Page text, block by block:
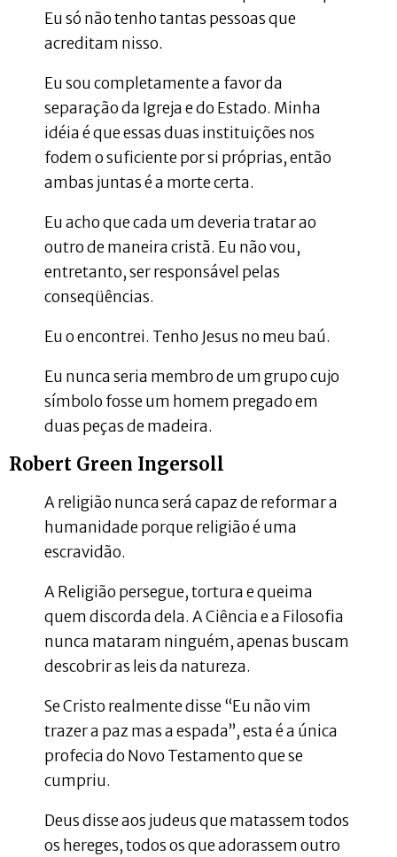
Eu só não tenho tantas pessoas que
acreditam nisso.
Eu sou completamente a favor da
separação da Igreja e do Estado. Minha
idéia é que essas duas instituições nos
fodem o suficiente por si próprias, então
ambas juntas é a morte certa.
Eu acho que cada um deveria tratar ao
outro de maneira cristã. Eu não vou,
entretanto, ser responsável pelas
conseqüências.
Eu o encontrei. Tenho Jesus no meu baú.
Eu nunca seria membro de um grupo cujo
símbolo fosse um homem pregado em
duas peças de madeira.
Robert Green Ingersoll
A religião nunca será capaz de reformar a
humanidade porque religião é uma
escravidão.
A Religião persegue, tortura e queima
quem discorda dela. A Ciência e a Filosofia
nunca mataram ninguém, apenas buscam
descobrir as leis da natureza.
Se Cristo realmente disse “Eu não vim
trazer a paz mas a espada”, esta é a única
profecia do Novo Testamento que se
cumpriu.
Deus disse aos judeus que matassem todos
os hereges, todos os que adorassem outro